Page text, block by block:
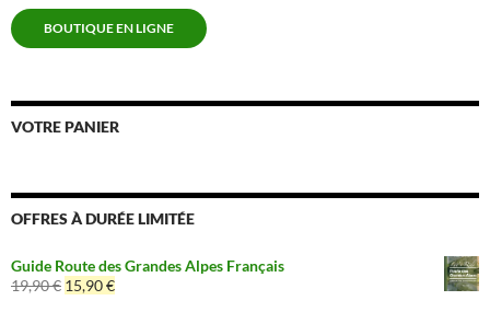
BOUTIQUE EN LIGNE
VOTRE PANIER
OFFRES À DURÉE LIMITÉE
Guide Route des Grandes Alpes Français
19,90€ Le
15,90€Le